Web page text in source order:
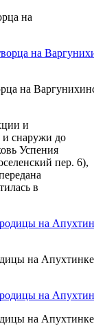
на
на
и
и снаружи до
Успения
пер. 6),
в
на
на Апухтинке